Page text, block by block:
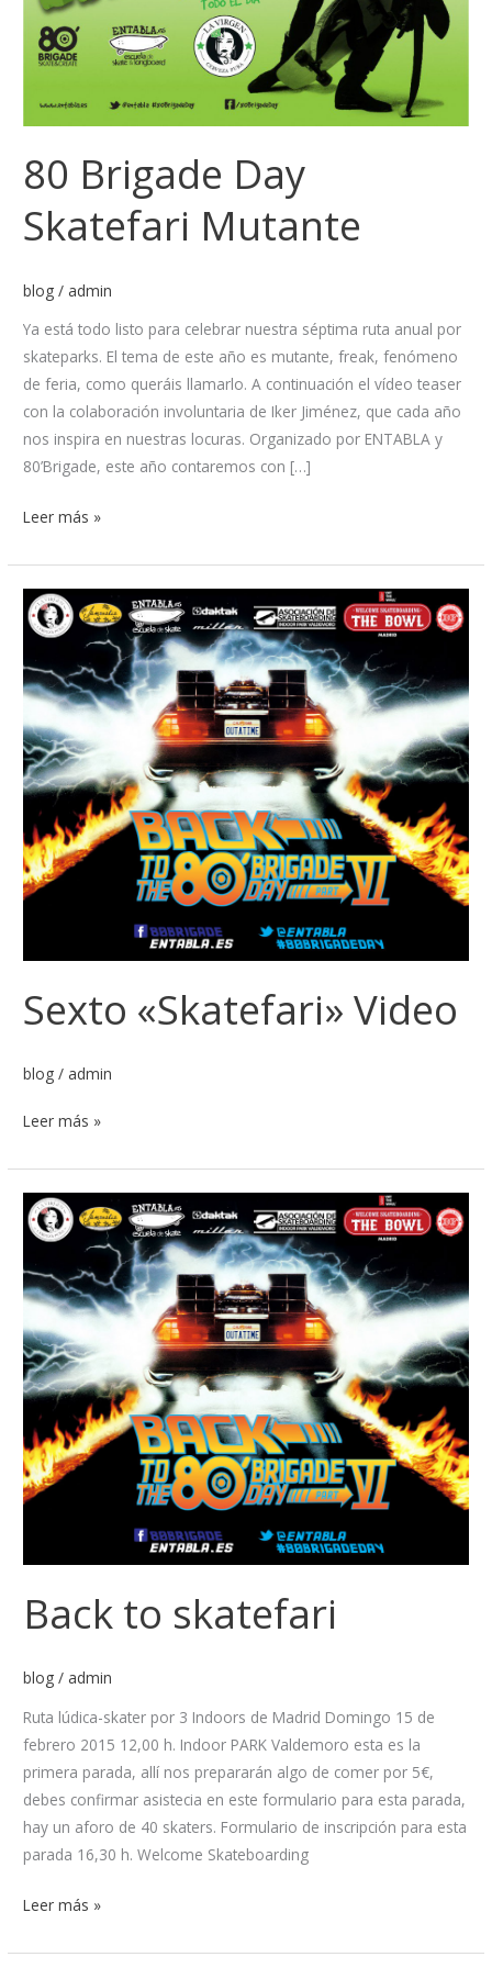
80 Brigade Day
Skatefari Mutante
blog / admin
Ya está todo listo para celebrar nuestra séptima ruta anual por
skateparks. El tema de este año es mutante, freak, fenómeno
de feria, como queráis llamarlo. A continuación el vídeo teaser
con la colaboración involuntaria de Iker Jiménez, que cada año
nos inspira en nuestras locuras. Organizado por ENTABLA y
80’Brigade, este año contaremos con […]
Leer más »
Sexto «Skatefari» Video
blog / admin
Sexto
«Skatefari»
Video
Leer más »
Back to skatefari
blog / admin
Ruta lúdica-skater por 3 Indoors de Madrid Domingo 15 de
febrero 2015 12,00 h. Indoor PARK Valdemoro esta es la
primera parada, allí nos prepararán algo de comer por 5€,
debes confirmar asistecia en este formulario para esta parada,
hay un aforo de 40 skaters. Formulario de inscripción para esta
parada 16,30 h. Welcome Skateboarding
Back
to
skatefari
Leer más »